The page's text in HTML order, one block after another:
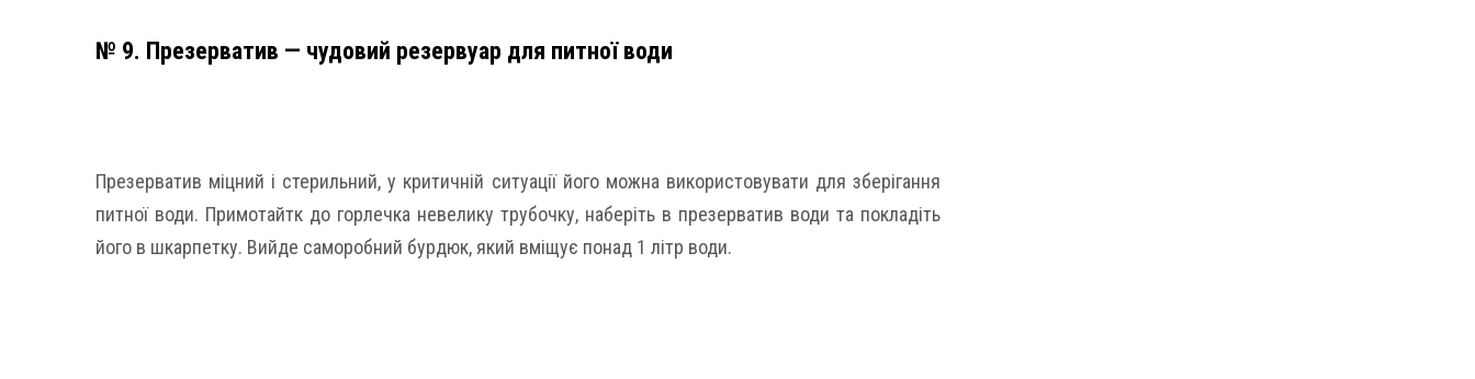
№ 9. Презерватив — чудовий резервуар для питної води
Презерватив міцний і стерильний, у критичній ситуації його можна використовувати для зберігання
питної води. Примотайтк до горлечка невелику трубочку, наберіть в презерватив води та покладіть
його в шкарпетку. Вийде саморобний бурдюк, який вміщує понад 1 літр води.